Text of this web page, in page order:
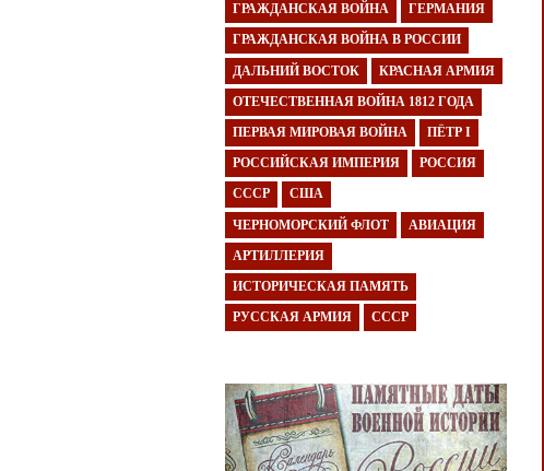
ГРАЖДАНСКАЯ ВОЙНА ГЕРМАНИЯ
ГРАЖДАНСКАЯ ВОЙНА В РОССИИ
ДАЛЬНИЙ ВОСТОК КРАСНАЯ АРМИЯ
ОТЕЧЕСТВЕННАЯ ВОЙНА 1812 ГОДА
ПЕРВАЯ МИРОВАЯ ВОЙНА ПЁТР I
РОССИЙСКАЯ ИМПЕРИЯ РОССИЯ
СССР США
ЧЕРНОМОРСКИЙ ФЛОТ АВИАЦИЯ
АРТИЛЛЕРИЯ
ИСТОРИЧЕСКАЯ ПАМЯТЬ
РУССКАЯ АРМИЯ СССР